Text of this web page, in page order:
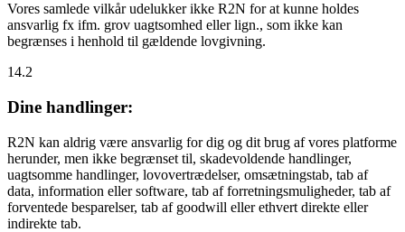
Vores samlede vilkår udelukker ikke R2N for at kunne holdes
ansvarlig fx ifm. grov uagtsomhed eller lign., som ikke kan
begrænses i henhold til gældende lovgivning.
14.2
Dine handlinger:
R2N kan aldrig være ansvarlig for dig og dit brug af vores platforme
herunder, men ikke begrænset til, skadevoldende handlinger,
uagtsomme handlinger, lovovertrædelser, omsætningstab, tab af
data, information eller software, tab af forretningsmuligheder, tab af
forventede besparelser, tab af goodwill eller ethvert direkte eller
indirekte tab.